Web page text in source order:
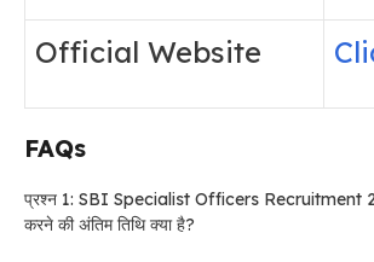
Official Website
FAQs
प्रश्न 1: SBI Specialist Officers Recruitment
करने की अंतिम तिथि क्या है?